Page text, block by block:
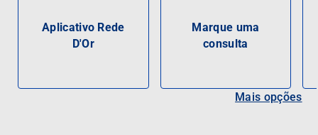
Aplicativo Rede
D'Or
Marque uma
consulta
Mais opções